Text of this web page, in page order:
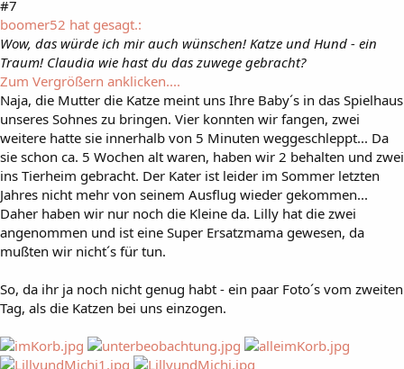
#7
boomer52 hat gesagt.:
Wow, das würde ich mir auch wünschen! Katze und Hund - ein
Traum! Claudia wie hast du das zuwege gebracht?
Zum Vergrößern anklicken....
Naja, die Mutter die Katze meint uns Ihre Baby´s in das Spielhaus
unseres Sohnes zu bringen. Vier konnten wir fangen, zwei
weitere hatte sie innerhalb von 5 Minuten weggeschleppt... Da
sie schon ca. 5 Wochen alt waren, haben wir 2 behalten und zwei
ins Tierheim gebracht. Der Kater ist leider im Sommer letzten
Jahres nicht mehr von seinem Ausflug wieder gekommen...
Daher haben wir nur noch die Kleine da. Lilly hat die zwei
angenommen und ist eine Super Ersatzmama gewesen, da
mußten wir nicht´s für tun.
So, da ihr ja noch nicht genug habt - ein paar Foto´s vom zweiten
Tag, als die Katzen bei uns einzogen.